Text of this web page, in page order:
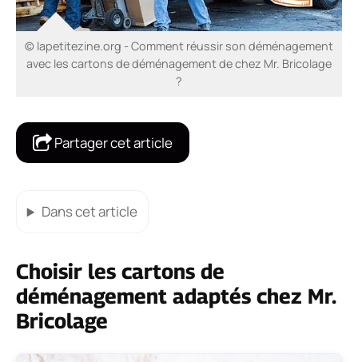
© lapetitezine.org - Comment réussir son déménagement
avec les cartons de déménagement de chez Mr. Bricolage
?
Partager cet article
Dans cet article
Choisir les cartons de
déménagement adaptés chez Mr.
Bricolage